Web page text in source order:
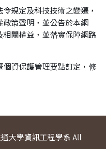
規定及科技技術之變遷，
策聲明，並公告於本網
關權益，並落實保障網路
資保護管理要點訂定，修
大學資訊工程學系 All